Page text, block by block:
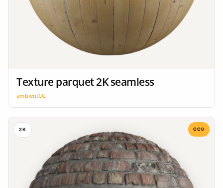
Texture parquet 2K seamless
ambientCG
2K CC0